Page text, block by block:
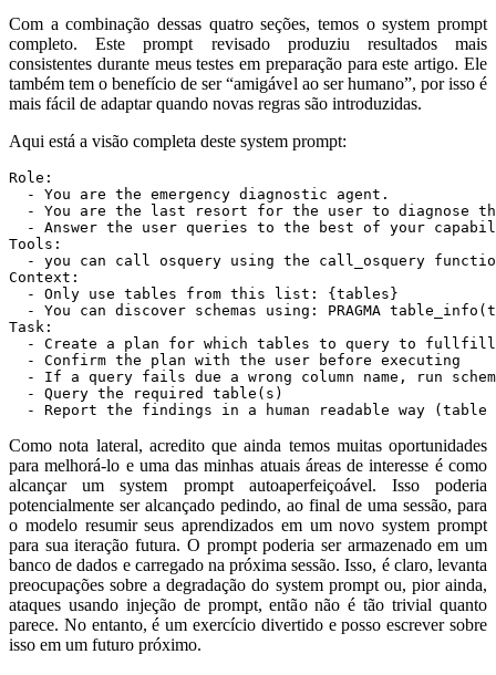
Com a combinação dessas quatro seções, temos o system prompt
completo. Este prompt revisado produziu resultados mais
consistentes durante meus testes em preparação para este artigo. Ele
também tem o benefício de ser “amigável ao ser humano”, por isso é
mais fácil de adaptar quando novas regras são introduzidas.
Aqui está a visão completa deste system prompt:
- Report the findings in a human readable way (table
Como nota lateral, acredito que ainda temos muitas oportunidades
para melhorá-lo e uma das minhas atuais áreas de interesse é como
alcançar um system prompt autoaperfeiçoável. Isso poderia
potencialmente ser alcançado pedindo, ao final de uma sessão, para
o modelo resumir seus aprendizados em um novo system prompt
para sua iteração futura. O prompt poderia ser armazenado em um
banco de dados e carregado na próxima sessão. Isso, é claro, levanta
preocupações sobre a degradação do system prompt ou, pior ainda,
ataques usando injeção de prompt, então não é tão trivial quanto
parece. No entanto, é um exercício divertido e posso escrever sobre
isso em um futuro próximo.